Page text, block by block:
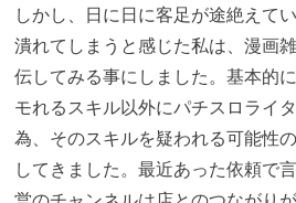
しかし、日に日に客足が途絶えて
潰れてしまうと感じた私は、漫画
伝してみる事にしました。基本的
モれるスキル以外にパチスロライ
為、そのスキルを疑われる可能性
してきました。最近あった依頼で